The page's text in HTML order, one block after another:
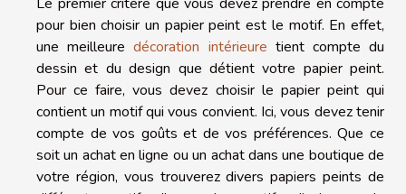
pour bien choisir un papier peint est le motif. En effet,
une meilleuredécoration intérieure tient compte du
dessin et du design que détient votre papier peint.
Pour ce faire, vous devez choisir le papier peint qui
contient un motif qui vous convient. Ici, vous devez tenir
compte de vos goûts et de vos préférences. Que ce
soit un achat en ligne ou un achat dans une boutique de
votre région, vous trouverez divers papiers peints de